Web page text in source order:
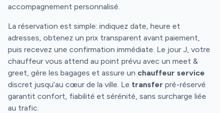
accompagnement personnalisé.
La réservation est simple: indiquez date, heure et
adresses, obtenez un prix transparent avant paiement,
puis recevez une confirmation immédiate. Le jour J, votre
chauffeur vous attend au point prévu avec un meet &
greet, gère les bagages et assure un chauffeur service
discret jusqu’au cœur de la ville. Le transfer pré-réservé
garantit confort, fiabilité et sérénité, sans surcharge liée
au trafic.